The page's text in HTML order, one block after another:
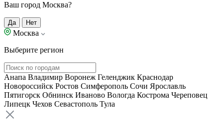
Ваш город Москва?
Да Нет
Москва
Выберите регион
Анапа Владимир Воронеж Геленджик Краснодар
Новороссийск Ростов Симферополь Сочи Ярославль
Пятигорск Обнинск Иваново Вологда Кострома Череповец
Липецк Чехов Севастополь Тула